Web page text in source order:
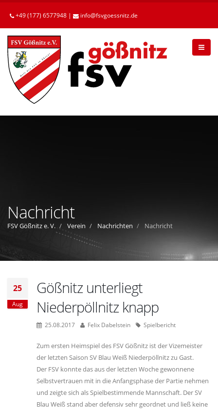
Betätigen
die
Enter-
Taste,
um
zum
Hauptinhalt
gelangen.
+49 (177) 6577948 | info fsvgoessnitz de
Nachricht
FSV Gößnitz e. V. Verein Nachrichten Nachricht
25
Aug
Gößnitz unterliegt
Niederpöllnitz knapp
25.08.2017 Felix Dabelstein Spielbericht
Zum ersten Heimspiel des FSV Gößnitz ist der Vizemeister
der letzten Saison SV Blau Weiß Niederpöllnitz zu Gast.
Der FSV konnte das aus der letzten Woche gewonnene
Selbstvertrauen mit in die Anfangsphase der Partie nehmen
und zeigte sich als Spielbestimmende Mannschaft. Der SV
Blau Weiß stand aber defensiv sehr geordnet und ließ keine